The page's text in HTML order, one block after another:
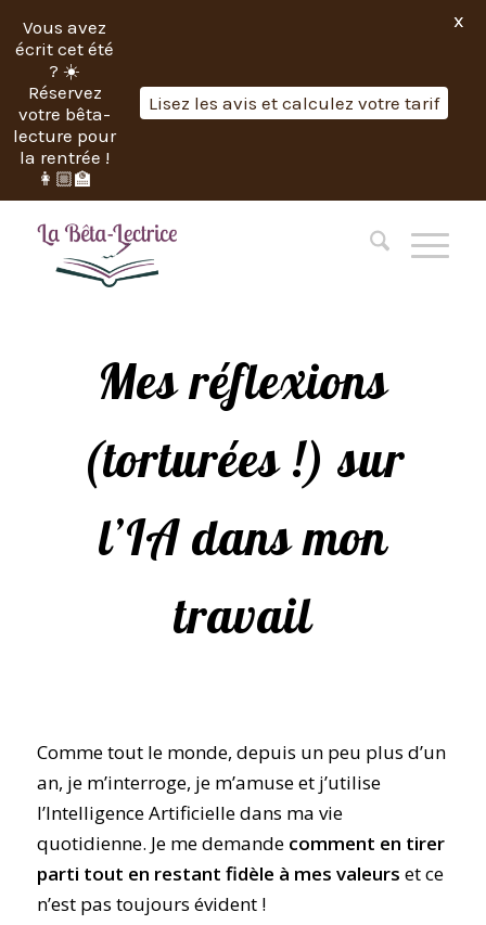
Mes réflexions
(torturées !) sur
l’IA dans mon
travail
Comme tout le monde, depuis un peu plus d’un
an, je m’interroge, je m’amuse et j’utilise
l’Intelligence Artificielle dans ma vie
quotidienne. Je me demande comment en tirer
parti tout en restant fidèle à mes valeurs et ce
n’est pas toujours évident !
Vous avez
écrit cet été
? ☀️
Réservez
votre bêta-
lecture pour
la rentrée !
👩🏼‍🏫
Lisez les avis et calculez votre tarif
X